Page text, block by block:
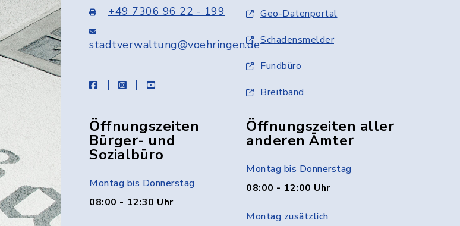
+49 7306 96 22 - 199
stadtverwaltung@voehringen.de
facebookinstagramyoutube
Geo-Datenportal
Schadensmelder
Fundbüro
Breitband
Öffnungszeiten
Bürger- und
Sozialbüro
Montag bis Donnerstag
08:00 - 12:30 Uhr
Öffnungszeiten aller
anderen Ämter
Montag bis Donnerstag
08:00 - 12:00 Uhr
Montag zusätzlich